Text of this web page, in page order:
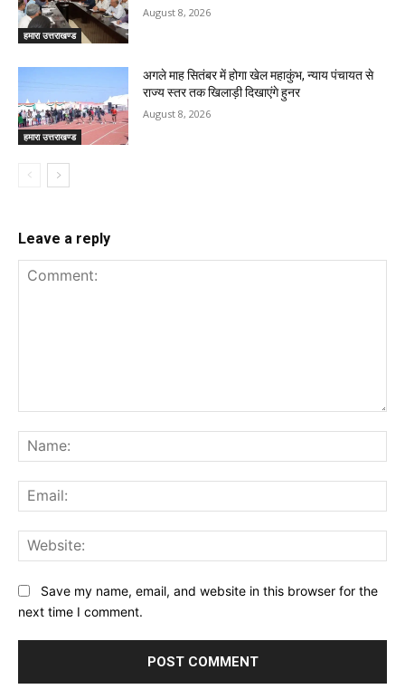
हमारा उत्तराखण्ड
August 8, 2026
हमारा उत्तराखण्ड
अगले माह सितंबर में होगा खेल महाकुंभ, न्याय पंचायत से
राज्य स्तर तक खिलाड़ी दिखाएंगे हुनर
August 8, 2026
Leave a reply
Save my name, email, and website in this browser for the
next time I comment.